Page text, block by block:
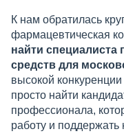
К нам обратилась
фармацевтическая
найти специалиста
средств для
высокой
просто найти
профессионала,
работу и